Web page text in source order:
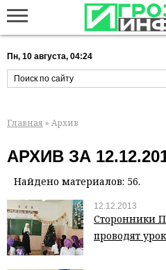
Пн, 10 августа, 04:24
Главная » Архив
АРХИВ ЗА
Найдено материалов: 56.
12.12.2013
Сторонники
проводят